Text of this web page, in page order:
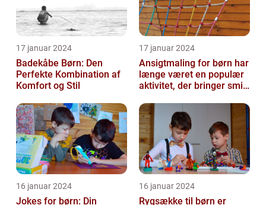
17 januar 2024
Badekåbe Børn: Den
Perfekte Kombination af
Komfort og Stil
17 januar 2024
Ansigtmaling for børn har
længe været en populær
aktivitet, der bringer smil
16 januar 2024
Jokes for børn: Din
16 januar 2024
Rygsække til børn er